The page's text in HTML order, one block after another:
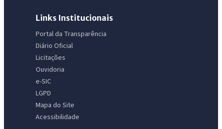
Links Institucionais
Portal da Transparência
Diário Oficial
Licitações
Ouvidoria
e-SIC
LGPD
Mapa do Site
Acessibilidade